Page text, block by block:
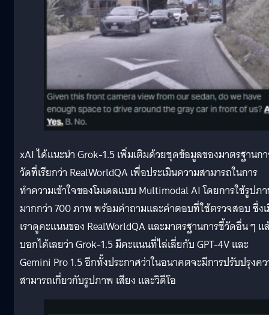
xAI ได้แนะนำ Grok-1.5 เพิ่มเติมด้วยชุดข้อมูลของมาตรฐานก
วัดที่เรียกว่า RealWorldQA เพื่อประเมินความสามารถในการ
ทำความเข้าใจของโมเดลแบบ Multimodal AI โดยการใช้รูปภ
มากกว่า 700 ภาพ พร้อมคำถามและคำตอบที่ใช้ตรวจสอบ ซึ่ง
เราดูคะแนนของ RealWorldQA และมาตรฐานการชี้วัดอื่น ๆ แ
บอกได้เลยว่า Grok-1.5 มีคะแนนที่ไล่เลี่ยกับ GPT-4V และ
Gemini Pro 1.5 อีกทั้งประกาศว่าในอนาคตจะมีการปรับปรุงค
สามารถเกี่ยวกับรูปภาพ เสียง และวิดีโอ